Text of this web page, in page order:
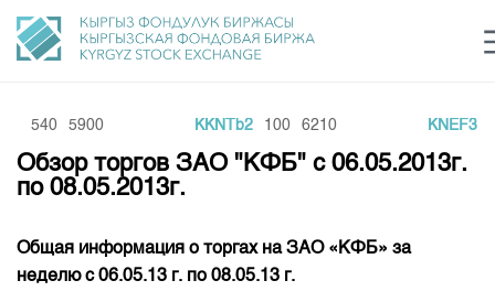
Финансовый рынок KG login Рус Кыр Eng
Общая информация
Направления
540 5900 KKNTb2 100 6210 KNEF3
Обзор торгов ЗАО "КФБ" с 06.05.2013г.
по 08.05.2013г.
Общая информация о торгах на ЗАО «КФБ» за
неделю с06.05.13 г. по 08.05.13 г.